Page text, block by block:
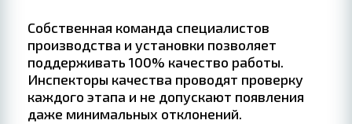
Собственная команда специалистов
производства и установки позволяет
поддерживать 100% качество работы.
Инспекторы качества проводят проверку
каждого этапа и не допускают появления
даже минимальных отклонений.